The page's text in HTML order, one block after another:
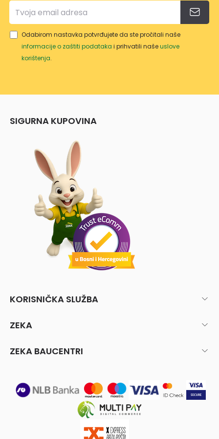
Odabirom nastavka potvrđujete da ste pročitali naše
informacije o zaštiti podataka i prihvatili našeuslove
korištenja.
SIGURNA KUPOVINA
KORISNIČKA SLUŽBA
ZEKA
ZEKA BAUCENTRI